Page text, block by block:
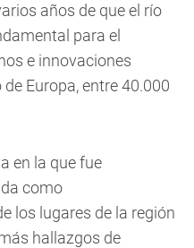
años de que el río
para el
e innovaciones
Europa, entre 40.000
en la que fue
como
los lugares de la región
hallazgos de